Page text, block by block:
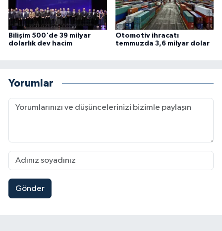
Bilişim 500'de 39 milyar
dolarlık dev hacim
Otomotiv ihracatı
temmuzda 3,6 milyar dolar
Yorumlar
Gönder